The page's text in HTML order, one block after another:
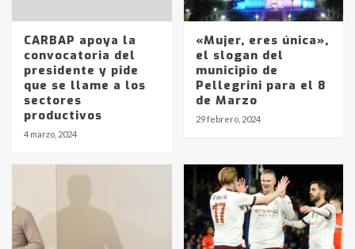
CARBAP apoya la
convocatoria del
presidente y pide
que se llame a los
sectores
productivos
4 marzo, 2024
«Mujer, eres única»,
el slogan del
municipio de
Pellegrini para el 8
de Marzo
29 febrero, 2024